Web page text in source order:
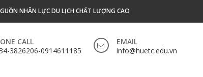
NHÂN LỰC DU LỊCH CHẤT LƯỢNG CAO
CALL
3826206-0914611185
EMAIL
info@huetc.edu.vn